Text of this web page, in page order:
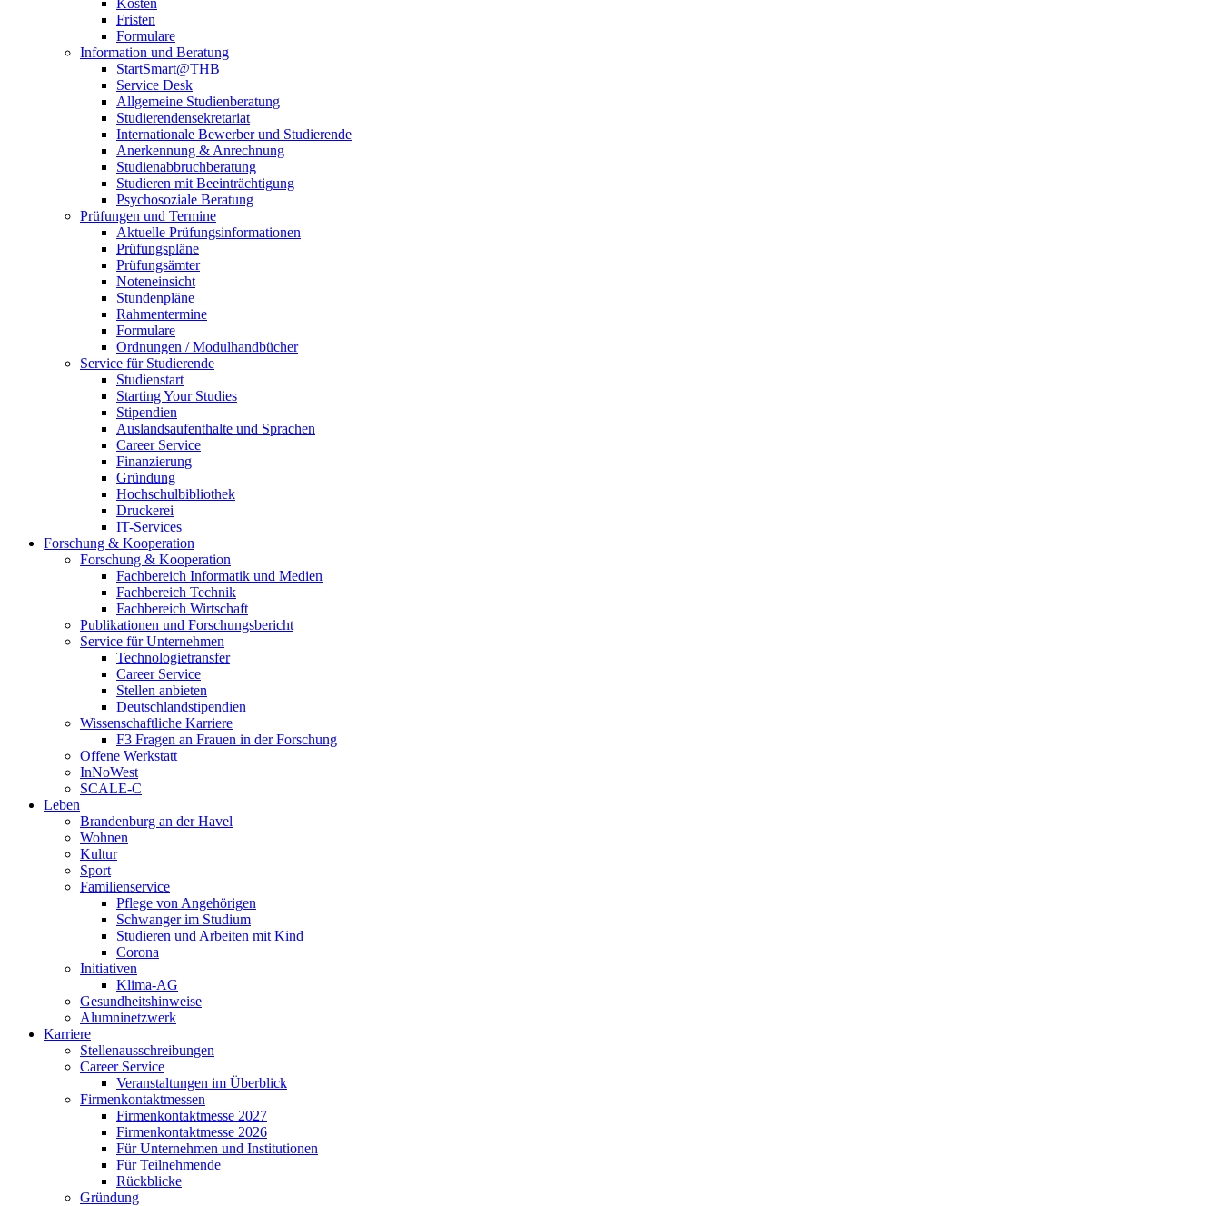
Kosten
Fristen
Formulare
Information und Beratung
StartSmart@THB
Service Desk
Allgemeine Studienberatung
Studierendensekretariat
Internationale Bewerber und Studierende
Anerkennung & Anrechnung
Studienabbruchberatung
Studieren mit Beeinträchtigung
Psychosoziale Beratung
Prüfungen und Termine
Aktuelle Prüfungsinformationen
Prüfungspläne
Prüfungsämter
Noteneinsicht
Stundenpläne
Rahmentermine
Formulare
Ordnungen / Modulhandbücher
Service für Studierende
Studienstart
Starting Your Studies
Stipendien
Auslandsaufenthalte und Sprachen
Career Service
Finanzierung
Gründung
Hochschulbibliothek
Druckerei
IT-Services
Forschung & Kooperation
Forschung & Kooperation
Fachbereich Informatik und Medien
Fachbereich Technik
Fachbereich Wirtschaft
Publikationen und Forschungsbericht
Service für Unternehmen
Technologietransfer
Career Service
Stellen anbieten
Deutschlandstipendien
Wissenschaftliche Karriere
F3 Fragen an Frauen in der Forschung
Offene Werkstatt
InNoWest
SCALE-C
Leben
Brandenburg an der Havel
Wohnen
Kultur
Sport
Familienservice
Pflege von Angehörigen
Schwanger im Studium
Studieren und Arbeiten mit Kind
Corona
Initiativen
Klima-AG
Gesundheitshinweise
Alumninetzwerk
Karriere
Stellenausschreibungen
Career Service
Veranstaltungen im Überblick
Firmenkontaktmessen
Firmenkontaktmesse 2027
Firmenkontaktmesse 2026
Für Unternehmen und Institutionen
Für Teilnehmende
Rückblicke
Gründung